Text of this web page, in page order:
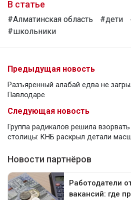
В статье
#Алматинская область #дети
#школьники
Предыдущая новость
Разъяренный алабай едва не
Павлодаре
Следующая новость
Группа радикалов решила
столицы: КНБ раскрыл детали